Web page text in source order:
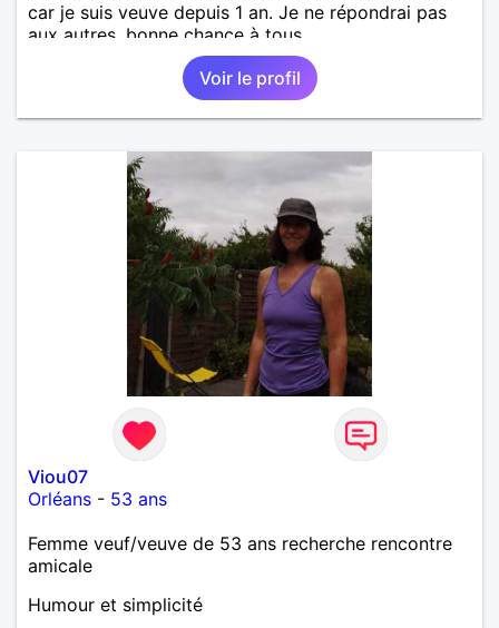
car je suis veuve depuis 1 an. Je ne répondrai pas
aux autres, bonne chance à tous.
Voir le profil
Viou07
Orléans - 53 ans
Femme veuf/veuve de 53 ans recherche rencontre
amicale
Humour et simplicité